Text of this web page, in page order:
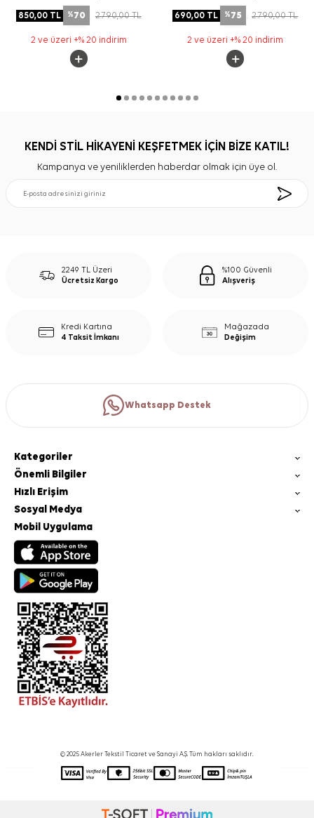
850,00TL %70 2.790,00TL
2 ve üzeri +% 20 indirim
690,00 TL %75 2.790,00TL
2 ve üzeri +% 20 indirim
KENDİ STİL HİKAYENİ KEŞFETMEK İÇİN BİZE KATIL!
Kampanya ve yeniliklerden haberdar olmak için üye ol.
2249 TL Üzeri
Ücretsiz Kargo
%100 Güvenli
Alışveriş
Kredi Kartına
4 Taksit İmkanı
Mağazada
Değişim
Whatsapp Destek
Kategoriler
Önemli Bilgiler
Hızlı Erişim
Sosyal Medya
Mobil Uygulama
© 2025 Akerler Tekstil Ticaret ve Sanayi A.Ş. Tüm hakları saklıdır.